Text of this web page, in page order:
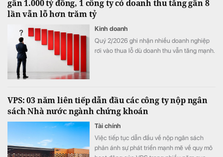
gần 1.000 tỷ đồng, 1 công ty có doanh thu tăng gần 8
lần vẫn lỗ hơn trăm tỷ
Kinh doanh
Quý 2/2026 ghi nhận nhiều doanh nghiệp
rơi vào thua lỗ dù doanh thu vẫn tăng mạnh.
VPS: 03 năm liên tiếp dẫn đầu các công ty nộp ngân
sách Nhà nước ngành chứng khoán
Tài chính
Việc tiếp tục dẫn đầu về nộp ngân sách
phản ánh sự phát triển mạnh mẽ về quy mô